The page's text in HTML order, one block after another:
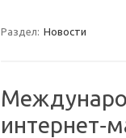
Раздел: Новости